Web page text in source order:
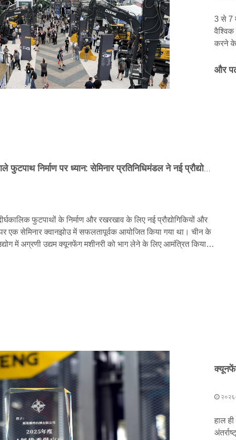
3 से 7
वैश्विक
करने के
और
लंबे समय तक चलने वाले फुटपाथ निर्माण पर ध्यान: सेमिनार प्रतिनिधिमंडल ने नई प्रौद्योगिकियों और सामग्रियों को देखने के लिए क्यूनफेंग का दौरा किया
फुटपाथों के निर्माण और रखरखाव के लिए नई प्रौद्योगिकियों और
एक सेमिनार क्वानझोउ में सफलतापूर्वक आयोजित किया गया था। चीन के
उद्योग में अग्रणी उद्यम क्यूनफेंग मशीनरी को भाग लेने के लिए आमंत्रित किया
हाल